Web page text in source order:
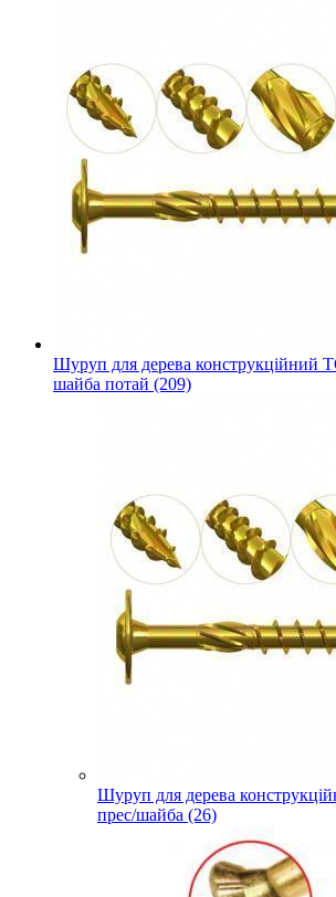
Шуруп для дерева конструкційний
шайба потай (209)
Шуруп для дерева
прес/шайба (26)